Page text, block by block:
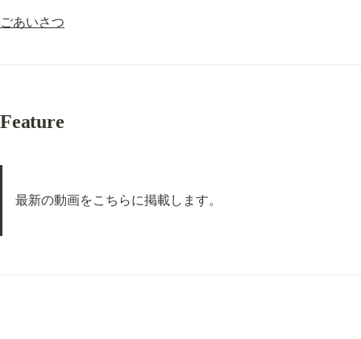
ごあいさつ
Feature
最新の動画をこちらに掲載します。